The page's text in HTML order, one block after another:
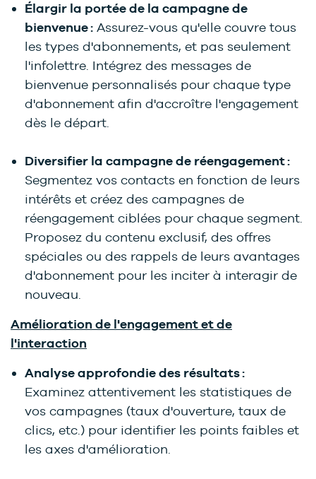
Élargir la portée de la campagne de
bienvenue : Assurez-vous qu'elle couvre tous
les types d'abonnements, et pas seulement
l'infolettre. Intégrez des messages de
bienvenue personnalisés pour chaque type
d'abonnement afin d'accroître l'engagement
dès le départ.
Diversifier la campagne de réengagement :
Segmentez vos contacts en fonction de leurs
intérêts et créez des campagnes de
réengagement ciblées pour chaque segment.
Proposez du contenu exclusif, des offres
spéciales ou des rappels de leurs avantages
d'abonnement pour les inciter à interagir de
nouveau.
Amélioration de l'engagement et de
l'interaction
Analyse approfondie des résultats :
Examinez attentivement les statistiques de
vos campagnes (taux d'ouverture, taux de
clics, etc.) pour identifier les points faibles et
les axes d'amélioration.